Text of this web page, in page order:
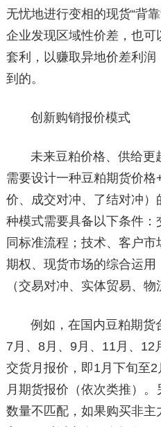
无忧地进行变相的现货“背
企业发现区域性价差，也
套利，以赚取异地价差利
到的。
创新购销报价模式
未来豆粕价格、供给更
需要设计一种豆粕期货价
价、成交对冲、了结对冲
种模式需要具备以下条件
同标准流程；技术、客户市
期权、现货市场的综合运
（交易对冲、实体贸易、物
例如，在国内豆粕期货
7月、8月、9月、11月、12
交货月报价，即1月下旬至
月期货报价（依次类推）
数量不匹配，如果购买非